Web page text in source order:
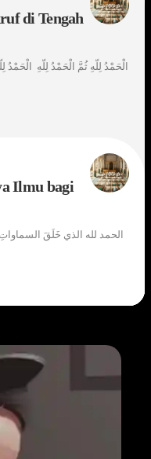
di Tengah
الْحَمْدُ لِلّهِ ثُمَّ الْحَمْدُ لِلّهِ الْحَمْدُ
Ilmu bagi
الحمد لله الذي خَلَقَ